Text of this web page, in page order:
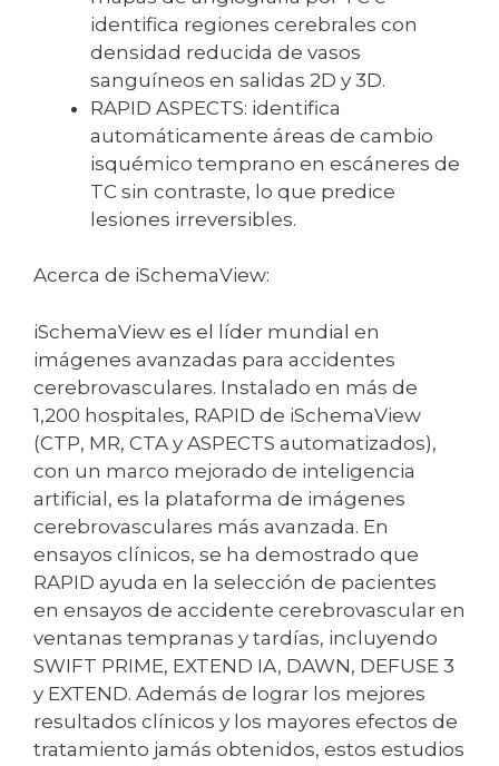
identifica regiones cerebrales con
densidad reducida de vasos
sanguíneos en salidas 2D y 3D.
RAPID ASPECTS: identifica
automáticamente áreas de cambio
isquémico temprano en escáneres de
TC sin contraste, lo que predice
lesiones irreversibles.
Acerca de iSchemaView:
iSchemaView es el líder mundial en
imágenes avanzadas para accidentes
cerebrovasculares. Instalado en más de
1,200 hospitales, RAPID de iSchemaView
(CTP, MR, CTA y ASPECTS automatizados),
con un marco mejorado de inteligencia
artificial, es la plataforma de imágenes
cerebrovasculares más avanzada. En
ensayos clínicos, se ha demostrado que
RAPID ayuda en la selección de pacientes
en ensayos de accidente cerebrovascular en
ventanas tempranas y tardías, incluyendo
SWIFT PRIME, EXTEND IA, DAWN, DEFUSE 3
y EXTEND. Además de lograr los mejores
resultados clínicos y los mayores efectos de
tratamiento jamás obtenidos, estos estudios